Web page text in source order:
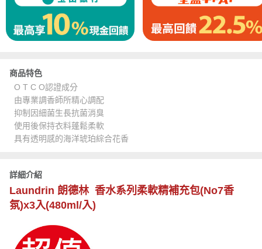
商品特色
O T C O認證成分
由專業調香師所精心調配
抑制因細菌生長抗菌消臭
使用後保持衣料蓬鬆柔軟
具有透明感的海洋琥珀綜合花香
詳細介紹
Laundrin 朗德林 香水系列柔軟精補充包(No7香
氛)x3入(480ml/入)